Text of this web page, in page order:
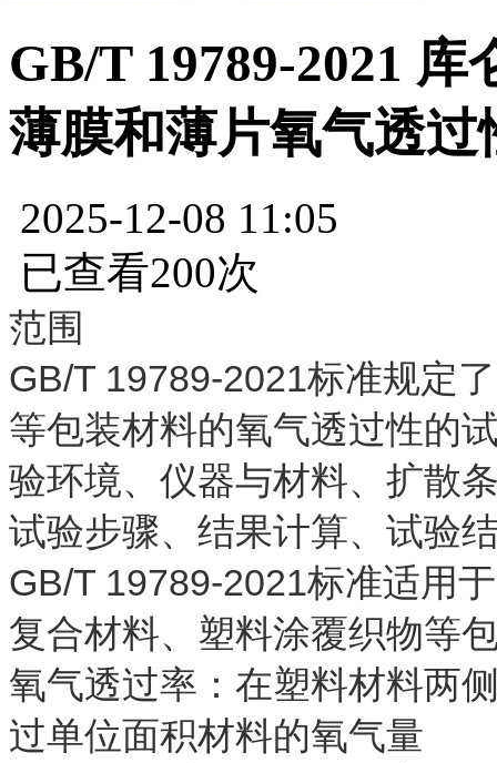
GB/T 19789-2021
薄膜和薄片氧气透过
2025-12-08 11:05
已查看200次
范围
GB/T 19789-2021标准规定
等包装材料的氧气透过性的
验环境、仪器与材料、扩散
试验步骤、结果计算、试验
GB/T 19789-2021标准适用
复合材料、塑料涂覆织物等
氧气透过率：在塑料材料两
过单位面积材料的氧气量